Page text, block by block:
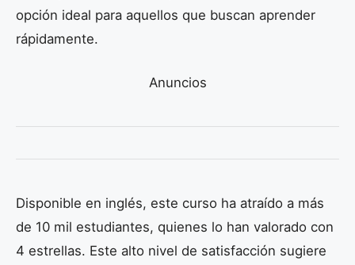
opción ideal para aquellos que buscan aprender
rápidamente.
Anuncios
Disponible en inglés, este curso ha atraído a más
de 10 mil estudiantes, quienes lo han valorado con
4 estrellas. Este alto nivel de satisfacción sugiere